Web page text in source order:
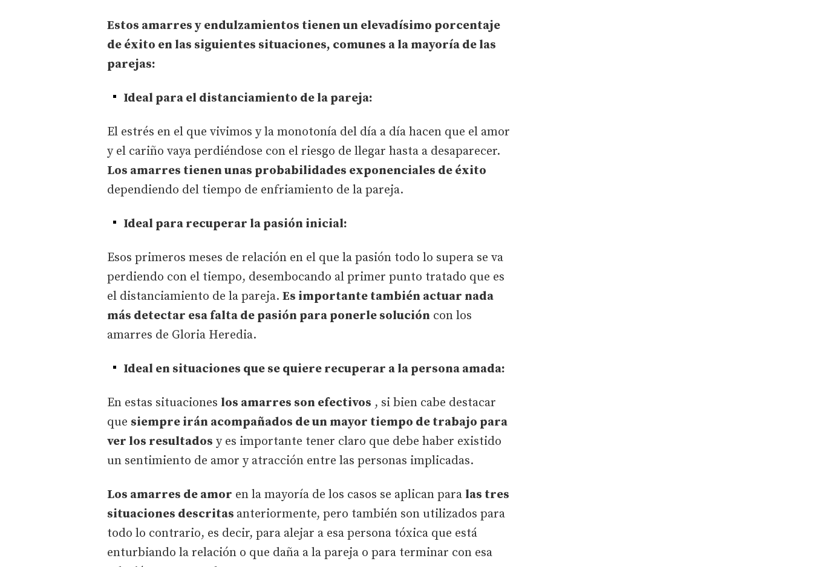
Estos amarres y endulzamientos tienen un elevadísimo porcentaje
de éxito en las siguientes situaciones, comunes a la mayoría de las
parejas:
Ideal para el distanciamiento de la pareja:
El estrés en el que vivimos y la monotonía del día a día hacen que el amor
y el cariño vaya perdiéndose con el riesgo de llegar hasta a desaparecer.
Los amarres tienen unas probabilidades exponenciales de éxito
dependiendo del tiempo de enfriamiento de la pareja.
Ideal para recuperar la pasión inicial:
Esos primeros meses de relación en el que la pasión todo lo supera se va
perdiendo con el tiempo, desembocando al primer punto tratado que es
el distanciamiento de la pareja. Es importante también actuar nada
más detectar esa falta de pasión para ponerle solución con los
amarres de Gloria Heredia.
Ideal en situaciones que se quiere recuperar a la persona amada:
En estas situaciones los amarres son efectivos , si bien cabe destacar
que siempre irán acompañados de un mayor tiempo de trabajo para
ver los resultados y es importante tener claro que debe haber existido
un sentimiento de amor y atracción entre las personas implicadas.
Los amarres de amor en la mayoría de los casos se aplican para las tres
situaciones descritas anteriormente, pero también son utilizados para
todo lo contrario, es decir, para alejar a esa persona tóxica que está
enturbiando la relación o que daña a la pareja o para terminar con esa